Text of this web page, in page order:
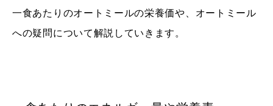
一食あたりのオートミールの栄養価や、オートミール
への疑問について解説していきます。